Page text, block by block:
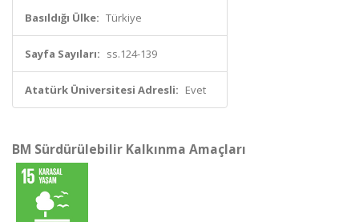
Basıldığı Ülke: Türkiye
Sayfa Sayıları: ss.124-139
Atatürk Üniversitesi Adresli: Evet
BM Sürdürülebilir Kalkınma Amaçları